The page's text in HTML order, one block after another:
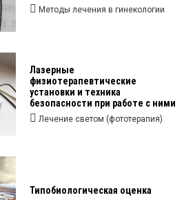
Методы лечения в гинекологии
Лазерные
физиотерапевтические
установки и техника
безопасности при работе с ними
Лечение светом (фототерапия)
Типобиологическая оценка